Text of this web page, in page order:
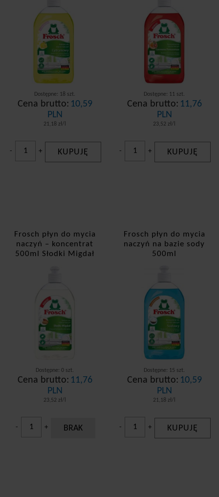
Dostępne: 18 szt.
Cena brutto: 10,59
PLN
21,18 zł/l
- + KUPUJĘ
Dostępne: 11 szt.
Cena brutto: 11,76
PLN
23,52 zł/l
- + KUPUJĘ
Frosch płyn do mycia
naczyń – koncentrat
500ml Słodki Migdał
Dostępne: 0 szt.
Cena brutto: 11,76
PLN
23,52 zł/l
- + BRAK
Frosch płyn do mycia
naczyń na bazie sody
500ml
Dostępne: 15 szt.
Cena brutto: 10,59
PLN
21,18 zł/l
- + KUPUJĘ